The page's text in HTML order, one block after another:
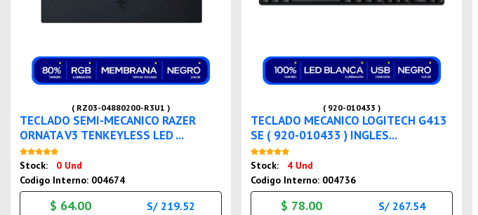
( RZ03-04880200-R3U1 )
TECLADO SEMI-MECANICO RAZER
ORNATA V3 TENKEYLESS LED ...
Stock:
0 Und
Codigo Interno: 004674
$ 64.00 S/ 219.52
( 920-010433 )
TECLADO MECANICO LOGITECH G413
SE ( 920-010433 ) INGLES...
Stock:
4 Und
Codigo Interno: 004736
$ 78.00 S/ 267.54